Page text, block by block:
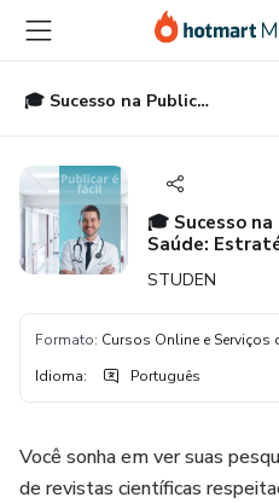
para
conteúdo
principal
para
pagamento
para
rodapé
🎓 Sucesso na Publicação Científica em Saúde: Estratégias Inteligentes para Estudantes Universitários 📚
🎓 Sucesso
Saúde:
STUDEN
Formato: Cursos Online e Serviços
Idioma: Português
Você sonha em ver suas
de revistas científicas